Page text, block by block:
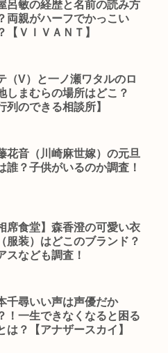
呂敏の経歴と名前の読み方
両親がハーフでかっこい
【ＶＩＶＡＮＴ】
（V）と一ノ瀬ワタルのロ
しまむらの場所はどこ？
列のできる相談所】
花音（川崎麻世嫁）の元旦
誰？子供がいるのか調査！
席食堂】森香澄の可愛い衣
服装）はどこのブランド？
スなども調査！
千尋いい声は声優だか
！一生できなくなると困る
は？【アナザースカイ】